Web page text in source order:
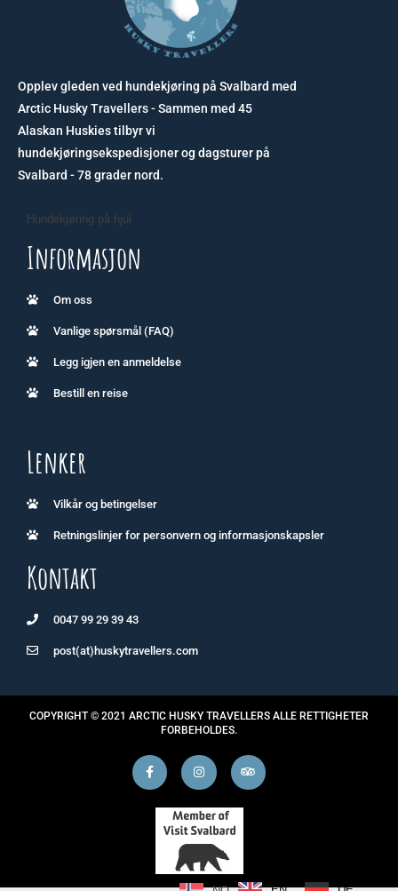
Opplev gleden ved hundekjøring på Svalbard med
Arctic Husky Travellers - Sammen med 45
Alaskan Huskies tilbyr vi
hundekjøringsekspedisjoner og dagsturer på
Svalbard - 78 grader nord.
Hundekjøring på hjul
Informasjon
Om oss
Vanlige spørsmål (FAQ)
Legg igjen en anmeldelse
Bestill en reise
Lenker
Vilkår og betingelser
Retningslinjer for personvern og informasjonskapsler
Kontakt
0047 99 29 39 43
post(at)huskytravellers.com
COPYRIGHT © 2021 ARCTIC HUSKY TRAVELLERS ALLE RETTIGHETER
FORBEHOLDES.